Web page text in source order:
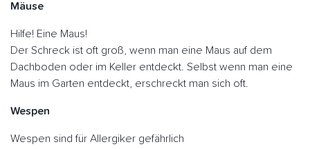
Mäuse
Hilfe! Eine Maus!
Der Schreck ist oft groß, wenn man eine Maus auf dem
Dachboden oder im Keller entdeckt. Selbst wenn man eine
Maus im Garten entdeckt, erschreckt man sich oft.
Wespen
Wespen sind für Allergiker gefährlich